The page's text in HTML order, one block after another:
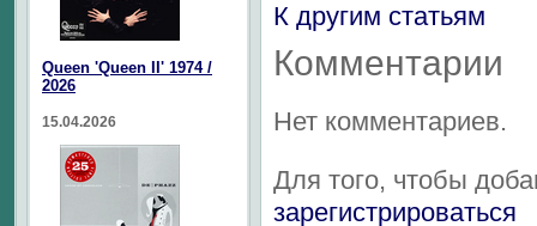
К другим статьям
Комментарии
Нет комментариев.
Для того, чтобы
зарегистрироваться
Queen 'Queen II' 1974 /
2026
15.04.2026